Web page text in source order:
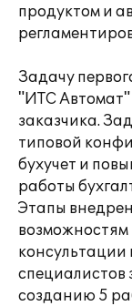
продуктом и
Задачу
"ИТС Автомат"
заказчика.
типовой
бухучет и
работы
Этапы
возможностям
консультации
специалистов
созданию 5